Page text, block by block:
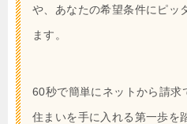
や、あなたの希望条件にピッ
ます。
60秒で簡単にネットから請求
住まいを手に入れる第一歩を